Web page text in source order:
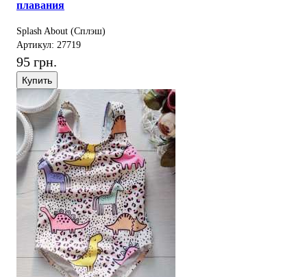
плавания
Splash About (Сплэш)
Артикул: 27719
95 грн.
Купить